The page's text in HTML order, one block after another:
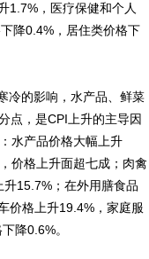
1.7%，医疗保健和个人
降0.4%，居住类价格下
的影响，水产品、鲜菜
点，是CPI上升的主导因
水产品价格大幅上升
价格上升面超七成；肉禽
15.7%；在外用膳食品
价格上升19.4%，家庭服
降0.6%。